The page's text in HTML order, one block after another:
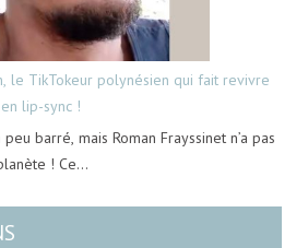
le TikTokeur polynésien qui fait revivre
lip-sync !
barré, mais Roman Frayssinet n’a pas
! Ce…